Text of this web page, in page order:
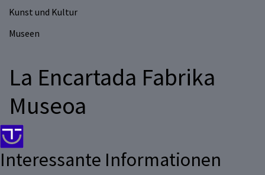
Kunst und Kultur
Museen
La Encartada Fabrika
Museoa
Interessante Informationen